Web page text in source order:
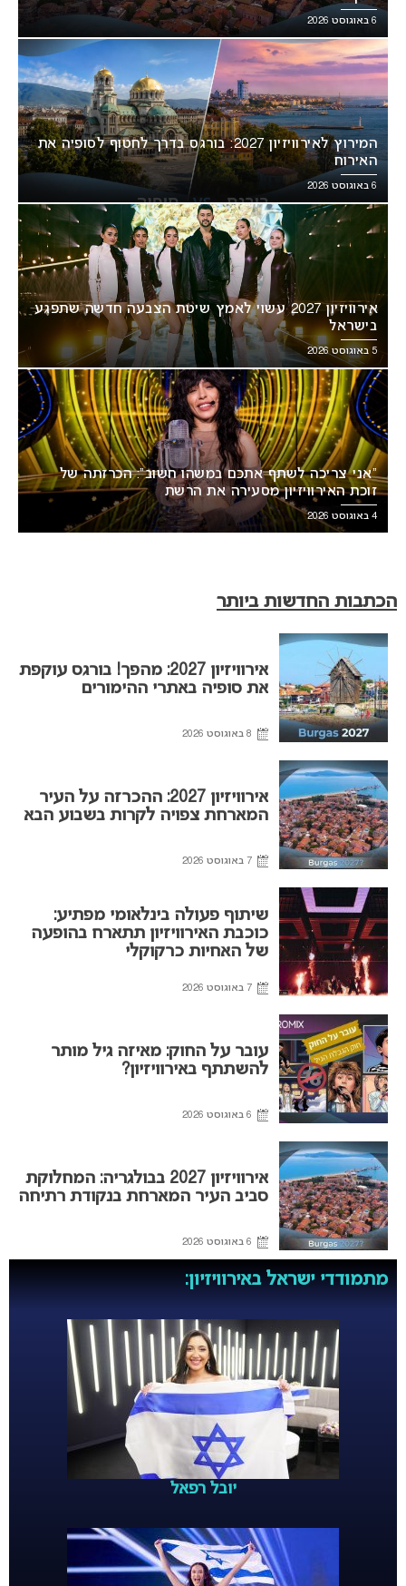
6 באוגוסט 2026
המירוץ לאירוויזיון 2027: בורגס בדרך לחטוף לסופיה את
האירוח
6 באוגוסט 2026
אירוויזיון 2027 עשוי לאמץ שיטת הצבעה חדשה שתפגע
בישראל
5 באוגוסט 2026
“אני צריכה לשתף אתכם במשהו חשוב”: הכרזתה של
זוכת האירוויזיון מסעירה את הרשת
4 באוגוסט 2026
הכתבות החדשות ביותר
אירוויזיון 2027: מהפך! בורגס עוקפת
את סופיה באתרי ההימורים
8 באוגוסט 2026
אירוויזיון 2027: ההכרזה על העיר
המארחת צפויה לקרות בשבוע הבא
7 באוגוסט 2026
שיתוף פעולה בינלאומי מפתיע:
כוכבת האירוויזיון תתארח בהופעה
של האחיות כרקוקלי
7 באוגוסט 2026
עובר על החוק: מאיזה גיל מותר
להשתתף באירוויזיון?
6 באוגוסט 2026
אירוויזיון 2027 בבולגריה: המחלוקת
סביב העיר המארחת בנקודת רתיחה
6 באוגוסט 2026
מתמודדי ישראל באירוויזיון:
יובל רפאל